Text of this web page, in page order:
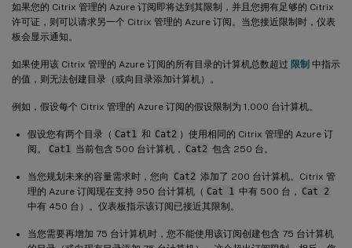
如果您的 Citrix 管理的 Azure 订阅即将达到其限制，并且您拥有足够的 Citrix
许可证，则可以请求另一个 Citrix 管理的 Azure 订阅。当您接近限制时，仪表
板会显示通知。
如果使用该 Citrix 管理的 Azure 订阅的所有目录的计算机总数超过 限制 中指示
的值，则无法创建目录（或向目录添加计算机）。
例如，假设每个 Citrix 管理的 Azure 订阅的假设限制为 1,000 台计算机。
假设您有两个目录（ Cat1 和 Cat2 ）使用相同的 Citrix 管理的 Azure 订
阅。
Cat1 当前包含 500 台计算机， Cat2 包含 250 台。
当您规划未来的容量需求时，您向 Cat2 添加了 200 台计算机。Citrix 管
理的 Azure 订阅现在支持 950 台计算机（ Cat 1 中有 500 台， Cat 2
中有 450 台）。仪表板指示该订阅已接近其限制。
当您需要再增加 75 台计算机时，您不能使用该订阅创建包含 75 台计算机